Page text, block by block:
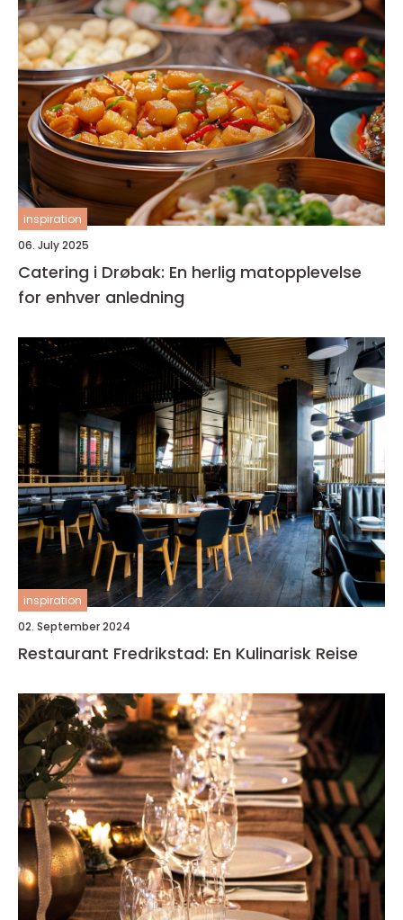
inspiration
06. July 2025
Catering i Drøbak: En herlig matopplevelse
for enhver anledning
inspiration
02. September 2024
Restaurant Fredrikstad: En Kulinarisk Reise